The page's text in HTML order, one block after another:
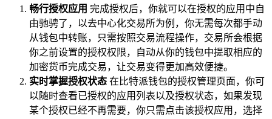
畅行授权应用 完成授权后，你就可以在授权的应用中自
由驰骋了，以去中心化交易所为例，你无需每次都手动
从钱包中转账，只需按照交易流程操作，交易所会根据
你之前设置的授权权限，自动从你的钱包中提取相应的
加密货币完成交易，让交易变得更加高效便捷。
实时掌握授权状态 在比特派钱包的授权管理页面，你可
以随时查看已授权的应用列表以及授权状态，如果发现
某个授权已经不再需要，你只需点击该授权应用，选择